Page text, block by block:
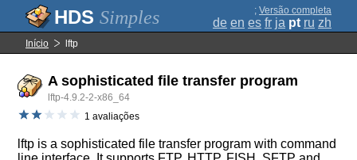
Simples ; Versão completa
de en es fr ja pt ru zh
Início lftp
A sophisticated file transfer program
lftp-4.9.2-2-x86_64
1 avaliações
lftp is a sophisticated file transfer program with command